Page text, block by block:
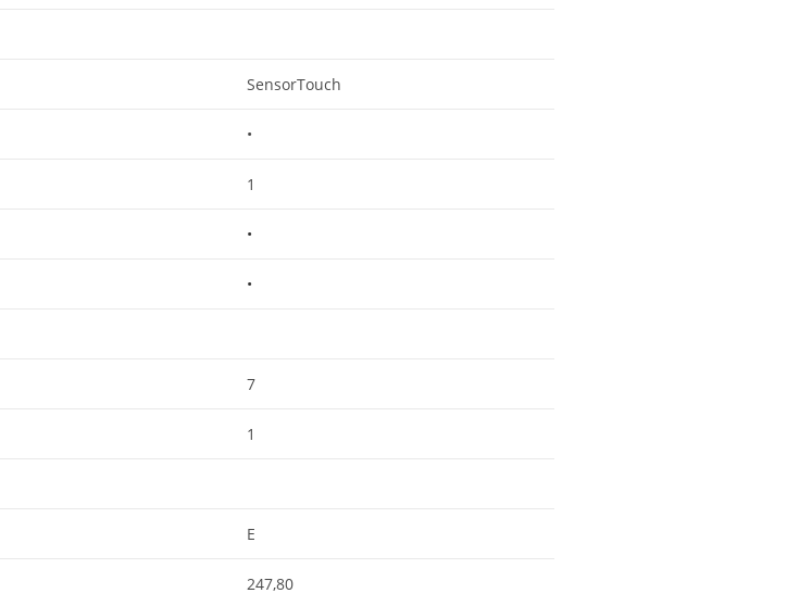
SensorTouch
•
1
•
•
7
1
E
247,80